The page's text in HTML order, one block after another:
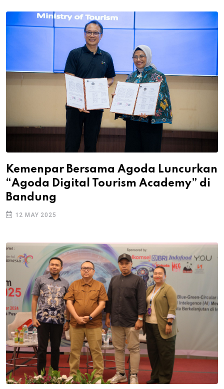
Kemenpar Bersama Agoda Luncurkan
“Agoda Digital Tourism Academy” di
Bandung
12 MAY 2025